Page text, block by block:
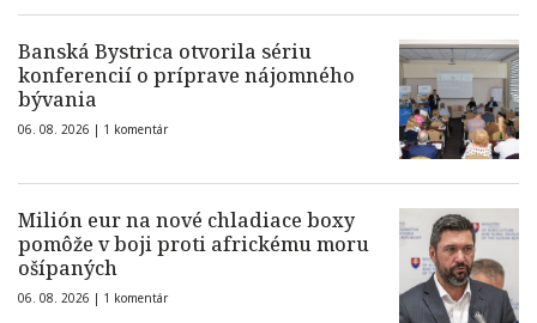
Banská Bystrica otvorila sériu
konferencií o príprave nájomného
bývania
06. 08. 2026 | 1 komentár
Milión eur na nové chladiace boxy
pomôže v boji proti africkému moru
ošípaných
06. 08. 2026 | 1 komentár